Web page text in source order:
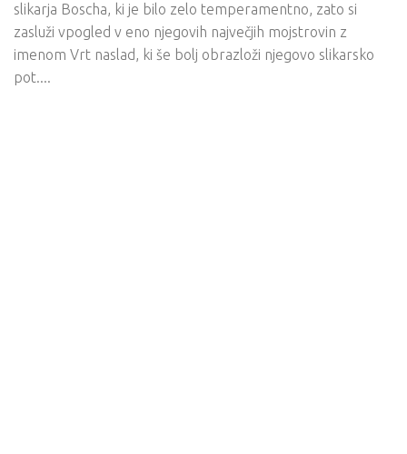
slikarja Boscha, ki je bilo zelo temperamentno, zato si
zasluži vpogled v eno njegovih največjih mojstrovin z
imenom Vrt naslad, ki še bolj obrazloži njegovo slikarsko
pot....